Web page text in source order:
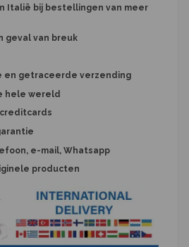
Italië bij bestellingen van meer
geval van breuk
en getraceerde verzending
hele wereld
e-mail, Whatsapp
producten